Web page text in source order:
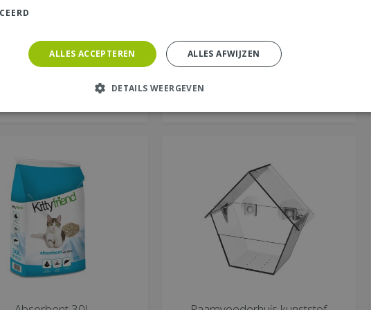
€34, €93,
ALLES ACCEPTEREN ALLES AFWIJZEN
DETAILS WEERGEVEN